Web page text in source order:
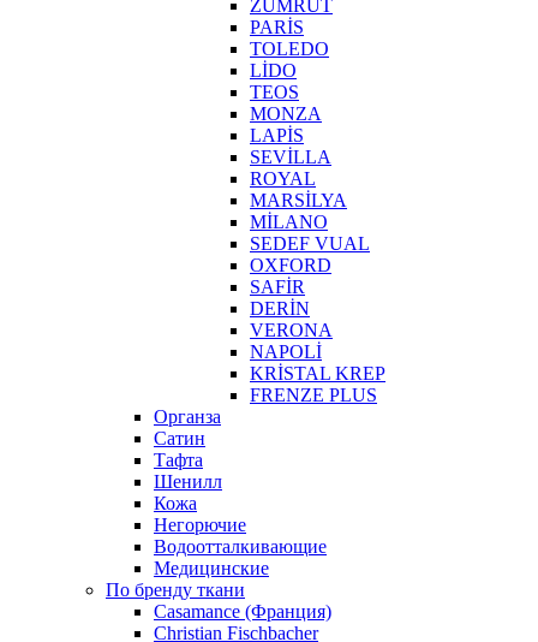
ZÜMRÜT
PARİS
TOLEDO
LİDO
TEOS
MONZA
LAPİS
SEVİLLA
ROYAL
MARSİLYA
MİLANO
SEDEF VUAL
OXFORD
SAFİR
DERİN
VERONA
NAPOLİ
KRİSTAL KREP
FRENZE PLUS
Органза
Сатин
Тафта
Шенилл
Кожа
Негорючие
Водоотталкивающие
Медицинские
По бренду ткани
Casamance (Франция)
Christian Fischbacher